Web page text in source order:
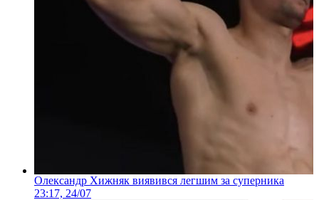
Олександр Хижняк виявився легшим за суперника
23:17, 24/07